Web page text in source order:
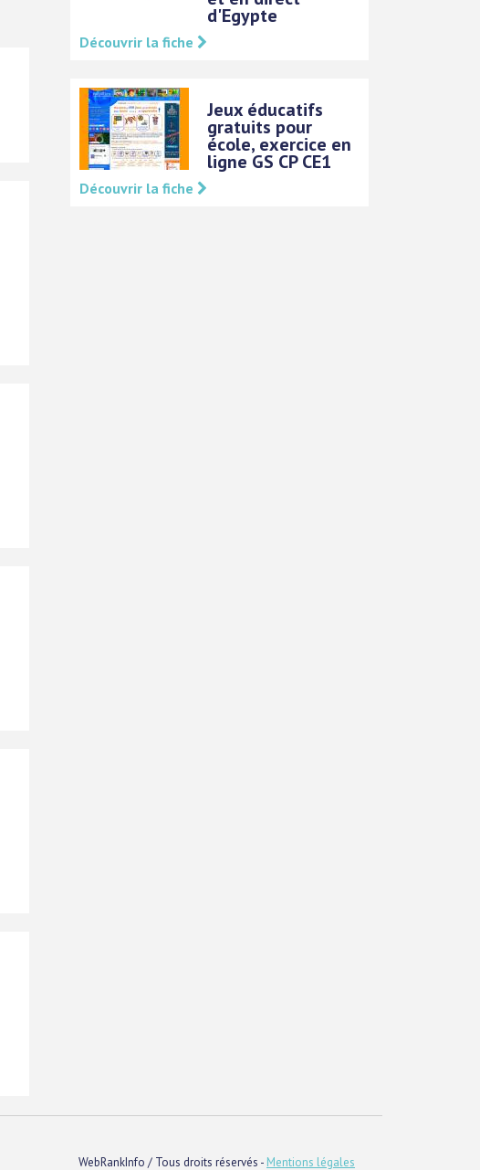
d'Egypte
Découvrir la fiche
Jeux éducatifs
gratuits pour
école, exercice en
ligne GS CP CE1
Découvrir la fiche
WebRankInfo / Tous droits réservés - Mentions légales